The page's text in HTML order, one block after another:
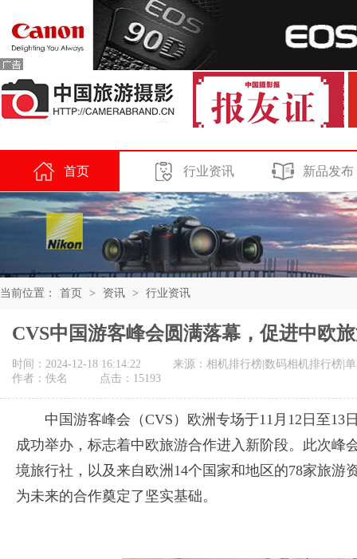
首页 行业资讯 新品发布
当前位置： 首页 > 资讯 > 行业资讯
CVS中国游客峰会圆满落幕，促进中欧
时间：2024-12-18 16:14:22
来源：相机排行榜|数码相机排行榜|
作者：佚名
点击： 15193
中国游客峰会（CVS）欧洲专场于11月12日至
成功举办，标志着中欧旅游合作进入新阶段。此次峰
境旅行社，以及来自欧洲14个国家和地区的78家旅游
为未来的合作奠定了坚实基础。